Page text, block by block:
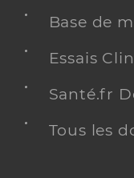
Base de
Essais
Santé.fr
Tous les